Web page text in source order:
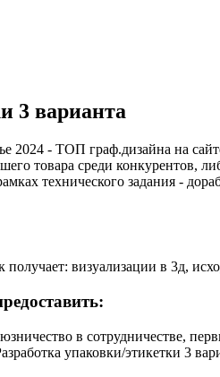
3 варианта
2024 - ТОП граф.дизайна на
товара среди
технического задания -
получает: визуализации в 3д,
в сотрудничестве,